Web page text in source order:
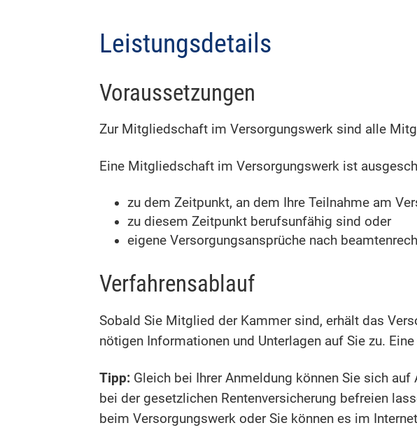
Leistungsdetails
Voraussetzungen
Zur Mitgliedschaft im Versorgungswerk sind alle
Eine Mitgliedschaft im Versorgungswerk ist
zu dem Zeitpunkt, an dem Ihre Teilnahme am
zu diesem Zeitpunkt berufsunfähig sind oder
eigene Versorgungsansprüche nach
Verfahrensablauf
Sobald Sie Mitglied der Kammer sind, erhält das
nötigen Informationen und Unterlagen auf Sie zu.
Tipp: Gleich bei Ihrer Anmeldung können Sie sich
bei der gesetzlichen Rentenversicherung befreien
beim Versorgungswerk oder Sie können es im